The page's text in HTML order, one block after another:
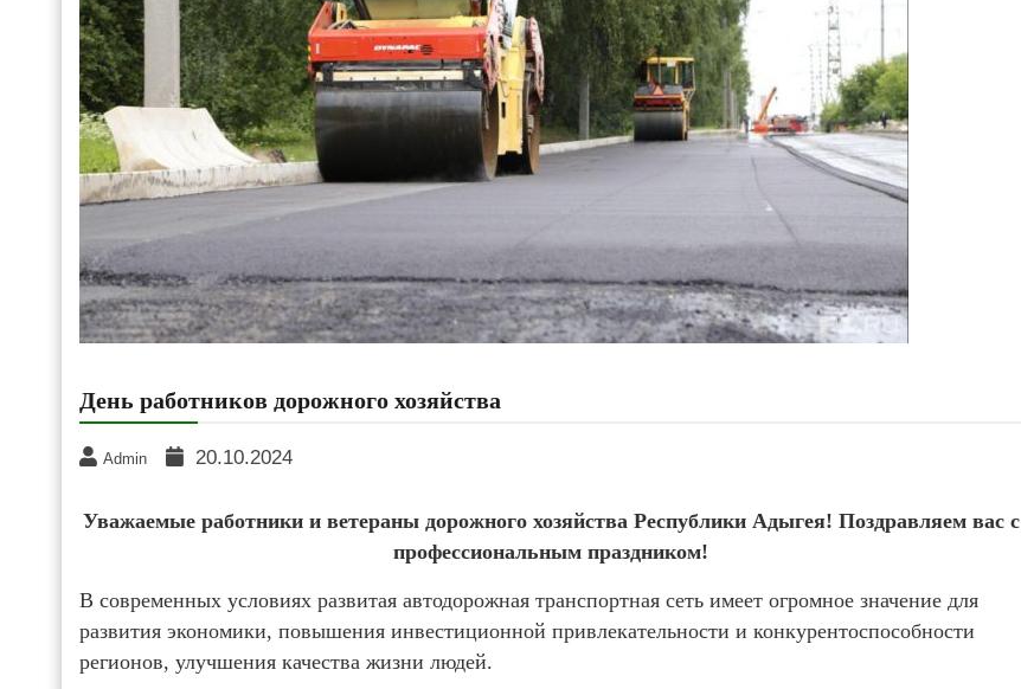
День работников дорожного хозяйства
Admin 20.10.2024
Уважаемые работники и ветераны дорожного хозяйства Республики Адыгея! Поздравляем вас с
профессиональным праздником!
В современных условиях развитая автодорожная транспортная сеть имеет огромное значение для
развития экономики, повышения инвестиционной привлекательности и конкурентоспособности
регионов, улучшения качества жизни людей.